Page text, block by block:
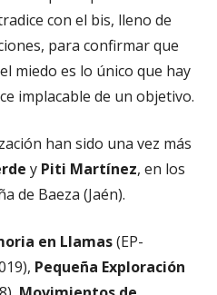
con el bis, lleno de
para confirmar que
miedo es lo único que hay
implacable de un objetivo.
han sido una vez más
y Piti Martínez, en los
de Baeza (Jaén).
en Llamas(EP-
Pequeña Exploración